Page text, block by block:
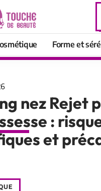
Forme et
nez Rejet
:
et